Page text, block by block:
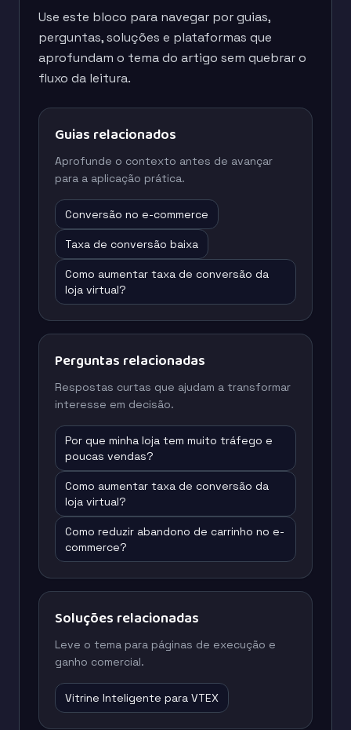
Use este bloco para navegar por guias,
perguntas, soluções e plataformas que
aprofundam o tema do artigo sem quebrar o
fluxo da leitura.
Guias relacionados
Aprofunde o contexto antes de avançar
para a aplicação prática.
Conversão no e-commerce
Taxa de conversão baixa
Como aumentar taxa de conversão da
loja virtual?
Perguntas relacionadas
Respostas curtas que ajudam a transformar
interesse em decisão.
Por que minha loja tem muito tráfego e
poucas vendas?
Como aumentar taxa de conversão da
loja virtual?
Como reduzir abandono de carrinho no e-
commerce?
Soluções relacionadas
Leve o tema para páginas de execução e
ganho comercial.
Vitrine Inteligente para VTEX